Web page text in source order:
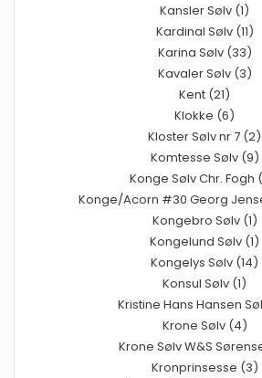
Kansler Sølv (1)
Kardinal Sølv (11)
Karina Sølv (33)
Kavaler Sølv (3)
Kent (21)
Klokke (6)
Kloster Sølv nr 7 (2)
Komtesse Sølv (9)
Konge Sølv Chr. Fogh
Konge/Acorn #30 Georg
Kongebro Sølv (1)
Kongelund Sølv (1)
Kongelys Sølv (14)
Konsul Sølv (1)
Kristine Hans Hansen
Krone Sølv (4)
Krone Sølv W&S
Kronprinsesse (3)